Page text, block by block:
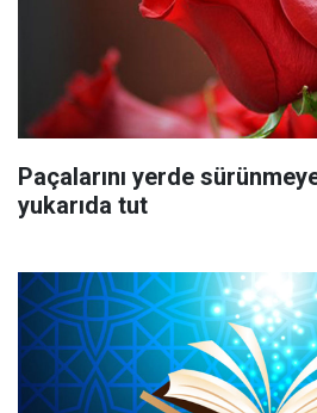
Paçalarını yerde
yukarıda tut